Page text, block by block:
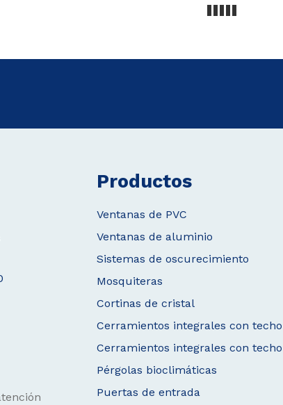
Productos
Ventanas de PVC
Ventanas de aluminio
Sistemas de oscurecimiento
Mosquiteras
Cortinas de cristal
Cerramientos integrales con
Cerramientos integrales con
Pérgolas bioclimáticas
Puertas de entrada